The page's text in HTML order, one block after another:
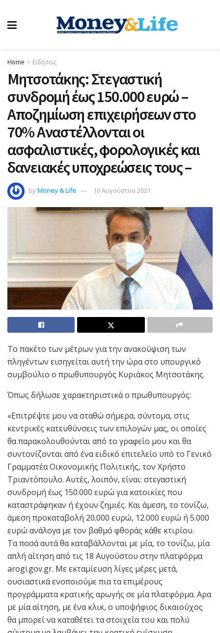
Home Ειδήσεις
Μητσοτάκης: Στεγαστική
συνδρομή έως 150.000 ευρώ –
Αποζημίωση επιχειρήσεων στο
70% Αναστέλλονται οι
ασφαλιστικές, φορολογικές και
δανειακές υποχρεώσεις τους –
byMoney & Life 10 Αυγούστου 2021
Το πακέτο των μέτρων για την ανακούφιση των
πληγέντων εισηγείται αυτή την ώρα στο υπουργικό
συμβούλιο ο πρωθυπουργός Κυριάκος Μητσοτάκης.
Όπως δήλωσε χαρακτηριστικά ο πρωθυπουργός:
«Επιτρέψτε μου να σταθώ σήμερα, σύντομα, στις
κεντρικές κατευθύνσεις των επιλογών μας, οι οποίες
θα παρακολουθούνται από το γραφείο μου και θα
συντονίζονται από ένα ειδικό επιτελείο υπό το Γενικό
Γραμματέα Οικονομικής Πολιτικής, τον Χρήστο
Τριαντόπουλο. Αυτές, λοιπόν, είναι: στεγαστική
συνδρομή έως 150.000 ευρώ για κατοικίες που
καταστράφηκαν ή έχουν ζημιές. Και άμεση, το τονίζω,
άμεση προκαταβολή 20.000 ευρώ, 12.000 ευρώ ή 5.000
ευρώ ανάλογα με τον βαθμό φθοράς κάθε κτιρίου.
Τα ποσά αυτά θα καταβάλλονται με μία, το τονίζω, μία
απλή αίτηση από τις 18 Αυγούστου στην πλατφόρμα
arogi.gov.gr. Με εκταμίευση λίγες μέρες μετά,
ουσιαστικά ενοποιούμε πια τα επιμέρους
προγράμματα κρατικής αρωγής σε μία πλατφόρμα. Αρα
με μία αίτηση, με ένα κλικ, ο υποψήφιος δικαιούχος
θα μπορεί να καταθέτει τα στοιχεία του και πολύ